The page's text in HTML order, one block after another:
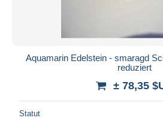
Aquamarin Edelstein - smaragd
reduziert
± 78,35
Statut